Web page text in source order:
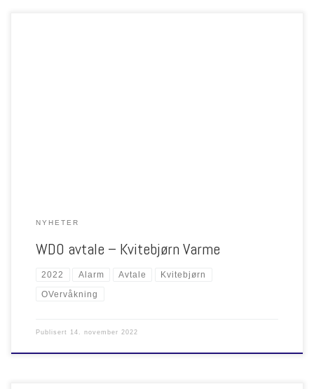
NYHETER
WDO avtale – Kvitebjørn Varme
2022 Alarm Avtale Kvitebjørn
OVervåkning
Publisert 14. november 2022